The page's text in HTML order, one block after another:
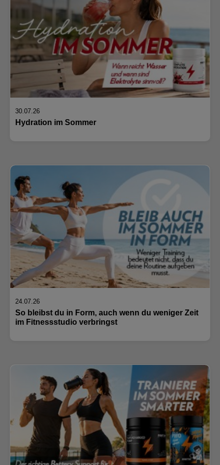
30.07.26
Hydration im Sommer
24.07.26
So bleibst du in Form, auch wenn du weniger Zeit
im Fitnessstudio verbringst